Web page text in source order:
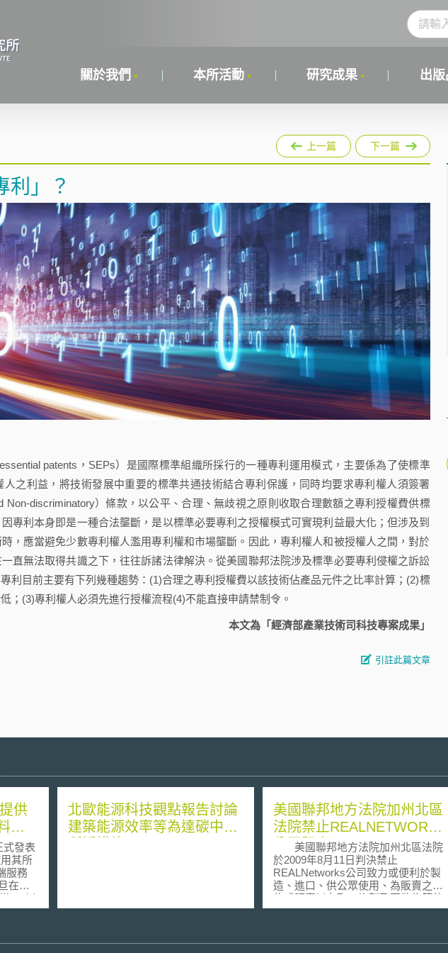
關於我們 本所活動 研究成果 出
上一篇 下一篇
利」？
patents，SEPs）是國際標準組織所採行的一種專利運用模式，主要係為了使標準
之利益，將技術發展中重要的標準共通技術結合專利保護，同時均要求專利權人須簽署
Non-discriminatory）條款，以公平、合理、無歧視之原則收取合理數額之專利授權費供標
專利本身即是一種合法壟斷，是以標準必要專利之授權模式可實現利益最大化；但涉及到
，應當避免少數專利權人濫用專利權和市場壟斷。因此，專利權人和被授權人之間，對於
直無法取得共識之下，往往訴諸法律解決。從美國聯邦法院涉及標準必要專利侵權之訴訟
利目前主要有下列幾種趨勢：(1)合理之專利授權費以該技術佔產品元件之比率計算；(2)標
；(3)專利權人必須先進行授權流程(4)不能直接申請禁制令。
本文為「經濟部產業技術司科技專案成果」
引註此篇文章
供
服
發表
其所
服務
CD以
動加入
上
續完
北歐能源科技觀點報告討論
建築能源效率等為達碳中和
美國聯邦地方法院加州北區
法院禁止REALNETWORKS
公司販賣Real DVD
美國聯邦地方法院加州北區法院
於2009年8月11日判決禁止
REALNetworks公司致力或便利於製
造、進口、供公眾使用、為販賣之要
約或販賣以存取、複製及再散佈等他
法規避CSS之保護或受著作權保護之